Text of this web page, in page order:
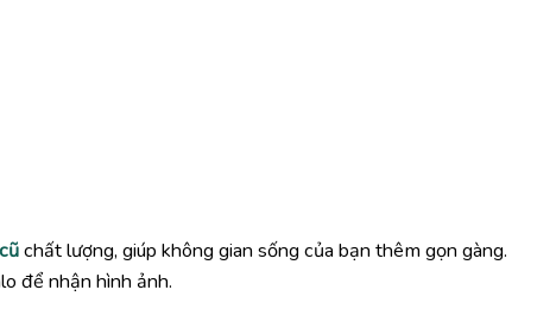
chất lượng, giúp không gian sống của bạn thêm gọn gàng.
để nhận hình ảnh.